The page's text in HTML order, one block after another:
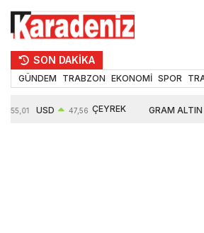
SON DAKİKA
GÜNDEM TRABZON EKONOMİ SPOR
55,01 USD 47,56 ÇEYREK GRAM ALTIN